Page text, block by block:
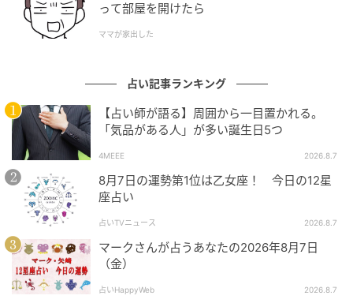
Hearst Owned
双子座
専門性を深めることで飛躍できる期間です。2026年上
半期は新しい知識や技術の習得に最適で、海外との仕
事にも縁がありそう。そこで身に着けた自信やスキル
を武器にすれば、革新的なアイデアが評価され、チー
ムでの活動で成果を上げられるでしょう。この時期
って部屋を開けたら
ママが家出した
占い記事ランキング
【占い師が語る】周囲から一目置かれる。
「気品がある人」が多い誕生日5つ
4MEEE 2026.8.7
8月7日の運勢第1位は乙女座！ 今日の12星
座占い
占いTVニュース 2026.8.7
マークさんが占うあなたの2026年8月7日
（金）
占いHappyWeb 2026.8.7